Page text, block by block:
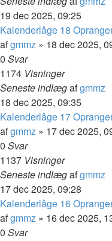
19 dec 2025, 09:25
Kalenderlåge 18
afgmmz » 18 dec 2025,
0 Svar
1174 Visninger
Seneste indlægafgmmz
18 dec 2025, 09:35
Kalenderlåge 17
afgmmz » 17 dec 2025,
0 Svar
1137 Visninger
Seneste indlægafgmmz
17 dec 2025, 09:28
Kalenderlåge 16
afgmmz » 16 dec 2025,
0 Svar